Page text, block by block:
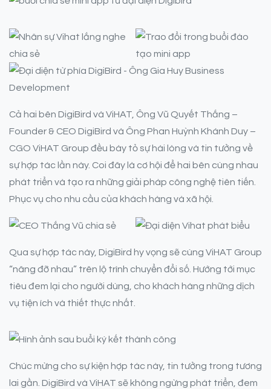
Cả hai bên DigiBird và ViHAT, Ông Vũ Quyết Thắng –
Founder & CEO DigiBird và Ông Phan Huỳnh Khánh Duy –
CGO ViHAT Group đều bày tỏ sự hài lòng và tin tưởng về
sự hợp tác lần này. Coi đây là cơ hội để hai bên cùng nhau
phát triển và tạo ra những giải pháp công nghệ tiên tiến.
Phục vụ cho nhu cầu của khách hàng và xã hội.
Qua sự hợp tác này, DigiBird hy vọng sẽ cùng ViHAT Group
“nâng đỡ nhau” trên lộ trình chuyển đổi số. Hướng tới mục
tiêu đem lại cho người dùng, cho khách hàng những dịch
vụ tiện ích và thiết thực nhất.
Chúc mừng cho sự kiện hợp tác này, tin tưởng trong tương
lai gần. DigiBird và ViHAT sẽ không ngừng phát triển, đem